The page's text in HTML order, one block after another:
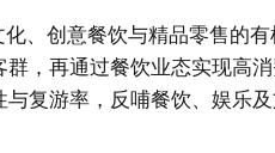
、创意餐饮与精品零售的
，再通过餐饮业态实现高
复游率，反哺餐饮、娱乐